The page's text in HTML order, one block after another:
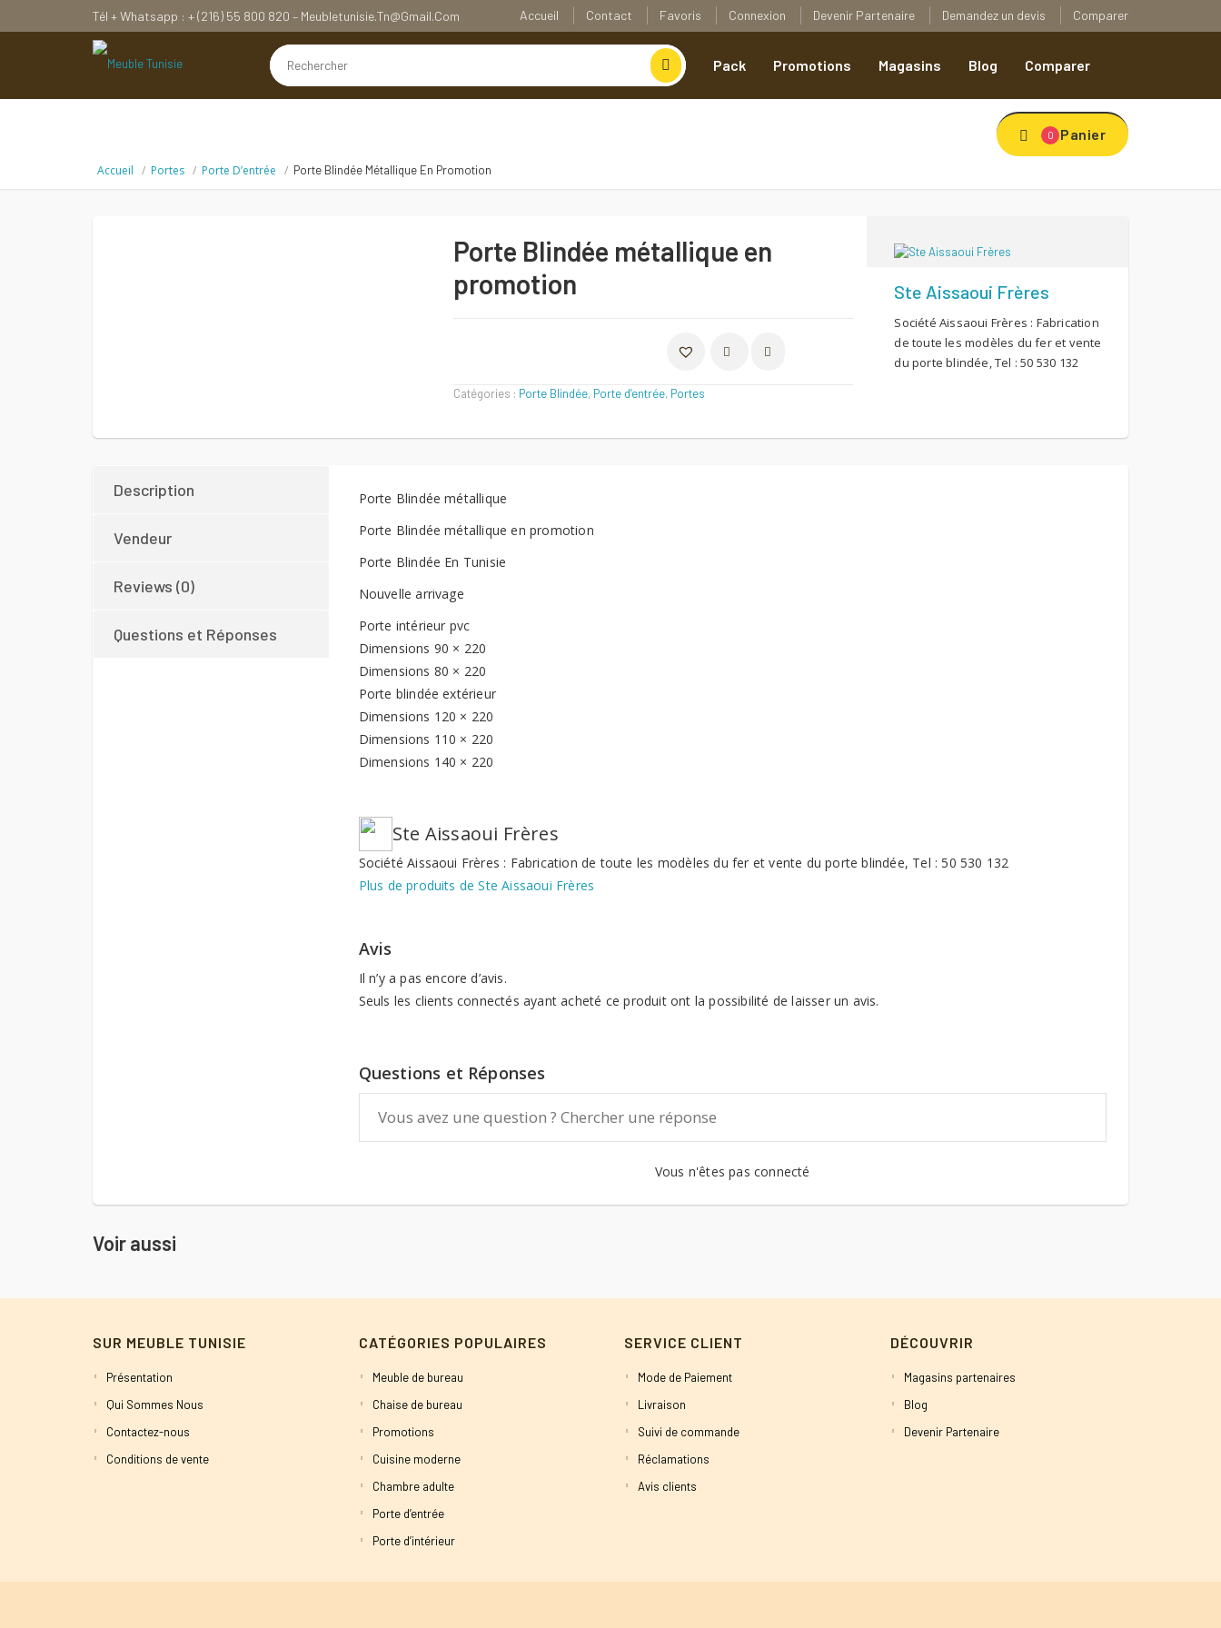
Accueil Contact Favoris Connexion Devenir Partenaire Demandez un devis Comparer
Tél + Whatsapp : + (216) 55 800 820 – Meubletunisie.tn@gmail.com
Pack Promotions Magasins Blog Comparer
0 Panier
Accueil Portes Porte D’entrée Porte Blindée Métallique En Promotion
Porte Blindée métallique en
promotion
Catégories : Porte Blindée, Porte d’entrée, Portes
Ste Aissaoui Frères
Société Aissaoui Frères : Fabrication
de toute les modèles du fer et vente
du porte blindée, Tel : 50 530 132
Description
Vendeur
Reviews (0)
Questions et Réponses
Porte Blindée métallique
Porte Blindée métallique en promotion
Porte Blindée En Tunisie
Nouvelle arrivage
Porte intérieur pvc
Dimensions 90 × 220
Dimensions 80 × 220
Porte blindée extérieur
Dimensions 120 × 220
Dimensions 110 × 220
Dimensions 140 × 220
Ste Aissaoui Frères
Société Aissaoui Frères : Fabrication de toute les modèles du fer et vente du porte blindée, Tel : 50 530 132
Plus de produits de Ste Aissaoui Frères
Avis
Il n’y a pas encore d’avis.
Seuls les clients connectés ayant acheté ce produit ont la possibilité de laisser un avis.
Questions et Réponses
Vous n'êtes pas connecté
Voir aussi
SUR MEUBLE TUNISIE
Présentation
Qui Sommes Nous
Contactez-nous
Conditions de vente
CATÉGORIES POPULAIRES
Meuble de bureau
Chaise de bureau
Promotions
Cuisine moderne
Chambre adulte
Porte d’entrée
Porte d’intérieur
SERVICE CLIENT
Mode de Paiement
Livraison
Suivi de commande
Réclamations
Avis clients
DÉCOUVRIR
Magasins partenaires
Blog
Devenir Partenaire